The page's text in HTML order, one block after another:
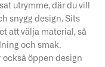
utrymme, där du vill
snygg design. Sits
att välja material, så
och smak.
också öppen design